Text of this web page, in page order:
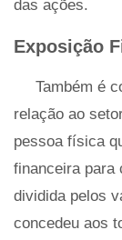
das ações.
Exposição
Também é
relação ao
pessoa física
financeira para
dividida pelos
concedeu aos